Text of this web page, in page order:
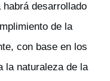
desarrollado
de la
con base en los
la naturaleza de la